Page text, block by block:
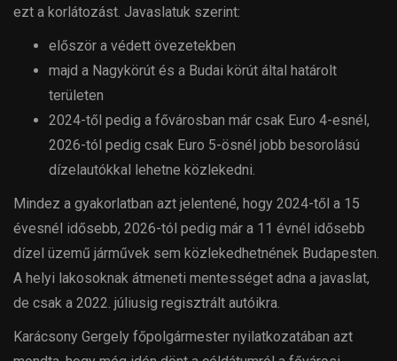
ezt a korlátozást. Javaslatuk szerint:
először a védett övezetekben
majd a Nagykörút és a Budai körút által határolt
területen
2024-től pedig a fővárosban már csak Euro 4-esnél,
2026-tól pedig csak Euro 5-ösnél jobb besorolású
dízelautókkal lehetne közlekedni.
Mindez a gyakorlatban azt jelentené, hogy 2024-től a 15
évesnél idősebb, 2026-tól pedig már a 11 évnél idősebb
dízel üzemű járművek sem közlekedhetnének Budapesten.
A helyi lakosoknak átmeneti mentességet adna a javaslat,
de csak a 2022. júliusig regisztrált autóikra.
Karácsony Gergely főpolgármester nyilatkozatában azt